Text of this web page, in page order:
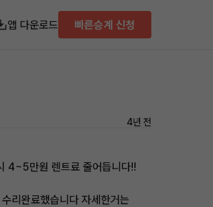
앱 다운로드 빠른승계 신청
4년 전
4~5만원 렌트료 줄어듭니다!!
리완료했습니다 자세한거는